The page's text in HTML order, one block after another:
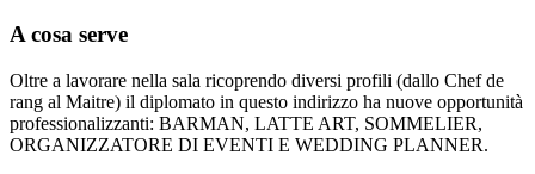
A cosa serve
Oltre a lavorare nella sala ricoprendo diversi profili (dallo Chef de
rang al Maitre) il diplomato in questo indirizzo ha nuove opportunità
professionalizzanti: BARMAN, LATTE ART, SOMMELIER,
ORGANIZZATORE DI EVENTI E WEDDING PLANNER.